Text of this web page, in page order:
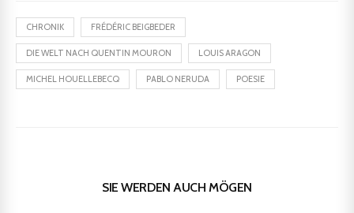
CHRONIK FRÉDÉRIC BEIGBEDER
DIE WELT NACH QUENTIN MOURON LOUIS ARAGON
MICHEL HOUELLEBECQ PABLO NERUDA POESIE
SIE WERDEN AUCH MÖGEN